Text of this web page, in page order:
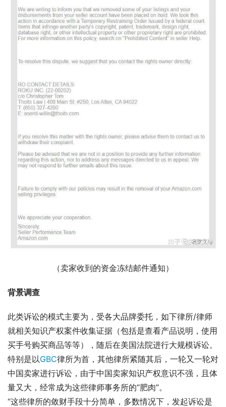
（卖家收到的资金冻结邮件通知）
背景调查
此类诉讼的模式主要为，受各大品牌委托，如下律所/律师
就相关知识产权案件收集证据（包括是查看产品说明，使用
买手号购买商品等等），随后在美国法院进行大规模诉讼。
特别是以GBC律所为首，其他律所紧随其后，一轮又一轮对
中国卖家进行诉讼，由于中国卖家知识产权意识不强，且体
量又大，经常成为这些律师事务所的“肥肉”。
“这些律所的敛财手段十分简单，多数情况下，发起诉讼是